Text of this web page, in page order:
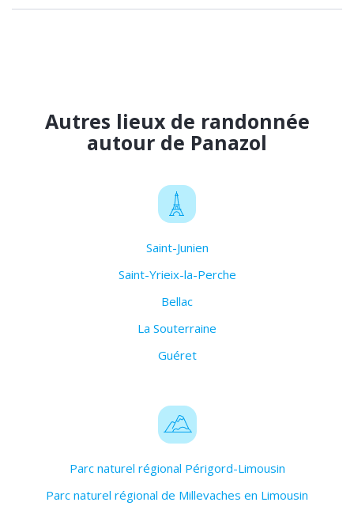
Autres lieux de randonnée
autour de Panazol
Saint-Junien
Saint-Yrieix-la-Perche
Bellac
La Souterraine
Guéret
Parc naturel régional Périgord-Limousin
Parc naturel régional de Millevaches en Limousin